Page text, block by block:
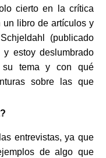
cierto en la crítica
un libro de artículos y
(publicado
estoy deslumbrado
su tema y con qué
sobre las que
entrevistas, ya que
de algo que